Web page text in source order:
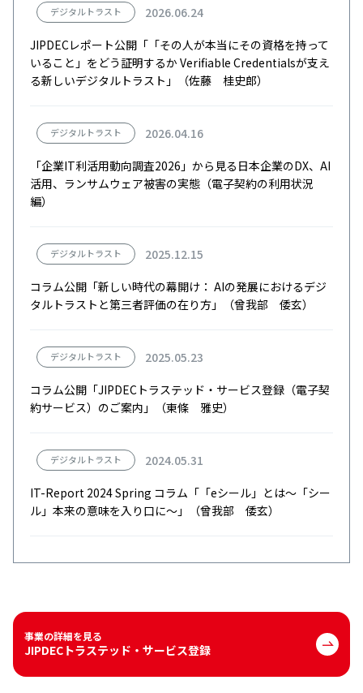
デジタルトラスト
2026.06.24
JIPDECレポート公開「「その人が本当にその資格を持って
いること」をどう証明するか Verifiable Credentialsが支え
る新しいデジタルトラスト」（佐藤 桂史郎）
デジタルトラスト
2026.04.16
「企業IT利活用動向調査2026」から見る日本企業のDX、AI
活用、ランサムウェア被害の実態（電子契約の利用状況
編）
デジタルトラスト
2025.12.15
コラム公開「新しい時代の幕開け： AIの発展におけるデジ
タルトラストと第三者評価の在り方」（曾我部 倭玄）
デジタルトラスト
2025.05.23
コラム公開「JIPDECトラステッド・サービス登録（電子契
約サービス）のご案内」（東條 雅史）
デジタルトラスト
2024.05.31
IT-Report 2024 Spring コラム「「eシール」とは～「シー
ル」本来の意味を入り口に～」（曾我部 倭玄）
事業の詳細を見る
JIPDECトラステッド・サービス登録